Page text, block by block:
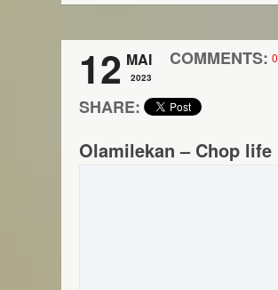
12 MAI
2023
COMMENTS: 0
SHARE:
Olamilekan – Chop life